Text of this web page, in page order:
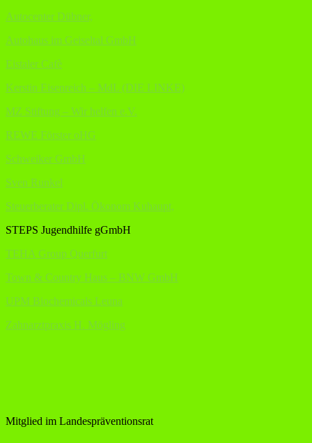
Autocenter Dübner,
Autohaus im Geiseltal GmbH
Eistaler Cafè
Kerstin Eisenreich – MdL (DIE LINKE)
MZ Stiftung – Wir helfen e.V.
REWE Förster oHG
Schweiker GmbH
Sven Runkel
Steuerberater Dipl. Ökonom Kuhaupt,
STEPS Jugendhilfe gGmbH
TEHA Group Querfurt
Town & Country Haus – BNW GmbH
UPM Biochemicals Leuna
Zahnarztpraxis H. Mögling
Mitglied im Landespräventionsrat